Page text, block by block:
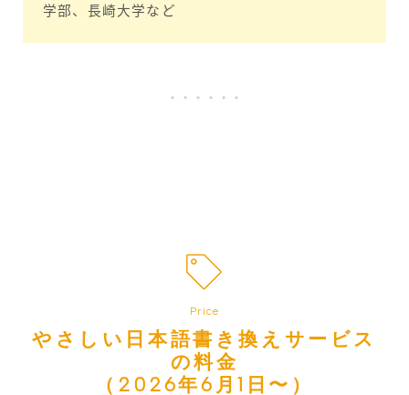
学部、長崎大学など
Price
やさしい日本語書き換えサービス
の料金
（2026年6月1日〜）